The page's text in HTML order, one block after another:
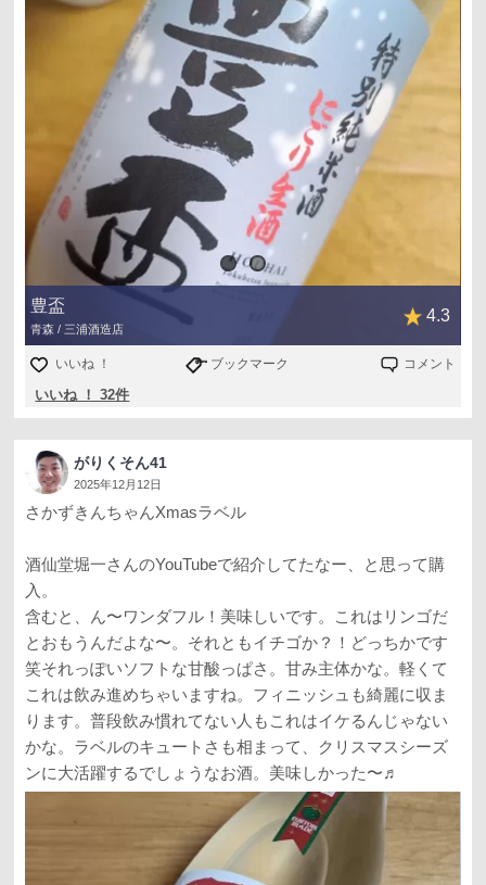
豊盃
青森 / 三浦酒造店
4.3
いいね ！ ブックマーク コメント
いいね ！ 32件
がりくそん41
2025年12月12日
さかずきんちゃんXmasラベル
酒仙堂堀一さんのYouTubeで紹介してたなー、と思って購
入。
含むと、ん〜ワンダフル！美味しいです。これはリンゴだ
とおもうんだよな〜。それともイチゴか？！どっちかです
笑それっぽいソフトな甘酸っぱさ。甘み主体かな。軽くて
これは飲み進めちゃいますね。フィニッシュも綺麗に収ま
ります。普段飲み慣れてない人もこれはイケるんじゃない
かな。ラベルのキュートさも相まって、クリスマスシーズ
ンに大活躍するでしょうなお酒。美味しかった〜♬